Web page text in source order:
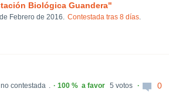
Biológica Guandera"
Febrero de 2016. Contestada tras 8 días.
contestada . 100 % a favor 5 votos 0